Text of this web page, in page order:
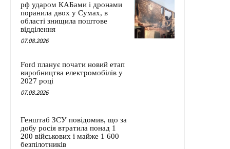
рф ударом КАБами і дронами
поранила двох у Сумах, в
області знищила поштове
відділення
07.08.2026
Ford планує почати новий етап
виробництва електромобілів у
2027 році
07.08.2026
Генштаб ЗСУ повідомив, що за
добу росія втратила понад 1
200 військових і майже 1 600
безпілотників